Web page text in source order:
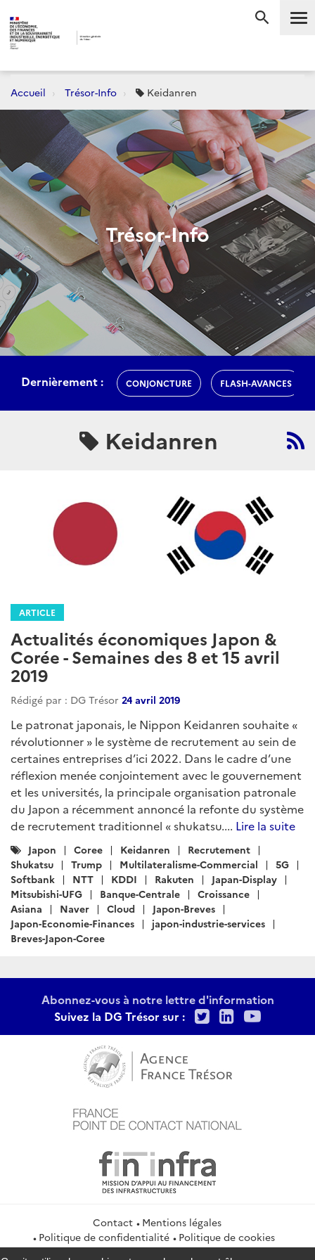
Accueil Trésor-Info Keidanren
Trésor-Info
Dernièrement : CONJONCTURE FLASH-AVANCES
Keidanren
ARTICLE
Actualités économiques Japon &
Corée - Semaines des 8 et 15 avril
2019
Rédigé par : DG Trésor 24 avril 2019
Le patronat japonais, le Nippon Keidanren souhaite «
révolutionner » le système de recrutement au sein de
certaines entreprises d’ici 2022. Dans le cadre d’une
réflexion menée conjointement avec le gouvernement
et les universités, la principale organisation patronale
du Japon a récemment annoncé la refonte du système
de recrutement traditionnel « shukatsu.... Lire la suite
Catégories
:
Japon Coree Keidanren
Recrutement
Shukatsu
Trump Multilateralisme-Commercial
5G
Softbank
NTT KDDI Rakuten
Japan-Display
Mitsubishi-UFG
Banque-Centrale
Croissance
Asiana
Naver Cloud
Japon-Breves
Japon-Economie-Finances
japon-industrie-services
Breves-Japon-Coree
Abonnez-vous à notre lettre d'information
Suivez la DG Trésor sur :
TwitterLinkedIn
Contact
Mentions légales
Politique de confidentialité
Politique de cookies
Gestion des cookies
Flux RSS